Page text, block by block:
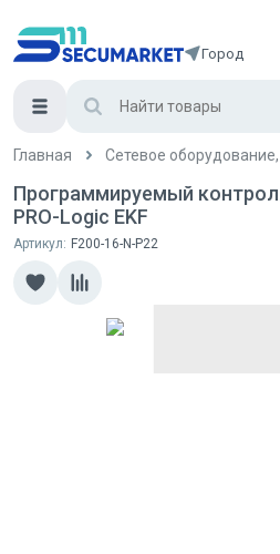
Город
Главная Сетевое
Программируемый
PRO-Logic EKF
Артикул: F200-16-N-P22